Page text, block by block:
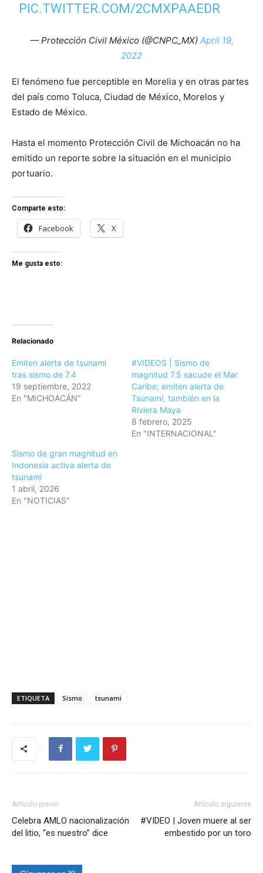
PIC.TWITTER.COM/2CMXPAAEDR
— Protección Civil México (@CNPC_MX) April 19,
2022
El fenómeno fue perceptible en Morelia y en otras partes
del país como Toluca, Ciudad de México, Morelos y
Estado de México.
Hasta el momento Protección Civil de Michoacán no ha
emitido un reporte sobre la situación en el municipio
portuario.
Comparte esto:
Facebook X
Me gusta esto:
Relacionado
Emiten alerta de tsunami
tras sismo de 7.4
19 septiembre, 2022
En "MICHOACÁN"
#VIDEOS | Sismo de
magnitud 7.5 sacude el Mar
Caribe; emiten alerta de
Tsunami, también en la
Riviera Maya
8 febrero, 2025
En "INTERNACIONAL"
Sismo de gran magnitud en
Indonesia activa alerta de
tsunami
1 abril, 2026
En "NOTICIAS"
ETIQUETA Sismo tsunami
Artículo previo
Celebra AMLO nacionalización
del litio, “es nuestro” dice
Artículo siguiente
#VIDEO | Joven muere al ser
embestido por un toro